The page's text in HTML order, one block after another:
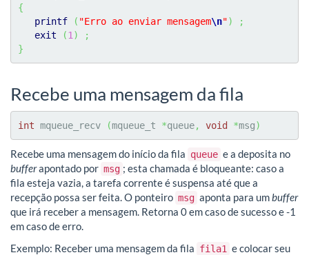
{
printf
( "Erro ao enviar mensagem\n")
;
exit
(1 )
;
}
Recebe uma mensagem da fila
int mqueue_recv (mqueue_t *queue, void *msg)
Recebe uma mensagem do início da fila queue e a deposita no
bufferapontado por msg ; esta chamada é bloqueante: caso a
fila esteja vazia, a tarefa corrente é suspensa até que a
recepção possa ser feita. O ponteiro msg aponta para umbuffer
que irá receber a mensagem. Retorna 0 em caso de sucesso e -1
em caso de erro.
Exemplo: Receber uma mensagem da fila fila1 e colocar seu